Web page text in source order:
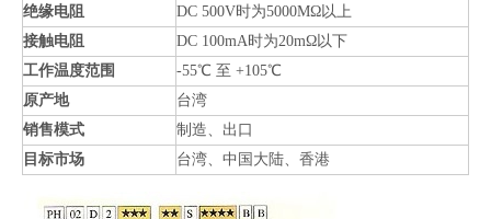
绝缘电阻
DC 500V时为5000MΩ以上
接触电阻
DC 100mA时为20mΩ以下
工作温度范围
-55℃ 至 +105℃
原产地
台湾
销售模式
制造、出口
目标市场
台湾、中国大陆、香港